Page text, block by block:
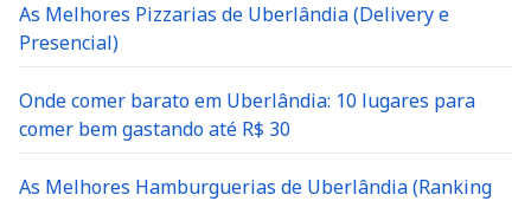
As Melhores Pizzarias de Uberlândia (Delivery e
Presencial)
Onde comer barato em Uberlândia: 10 lugares para
comer bem gastando até R$ 30
As Melhores Hamburguerias de Uberlândia (Ranking